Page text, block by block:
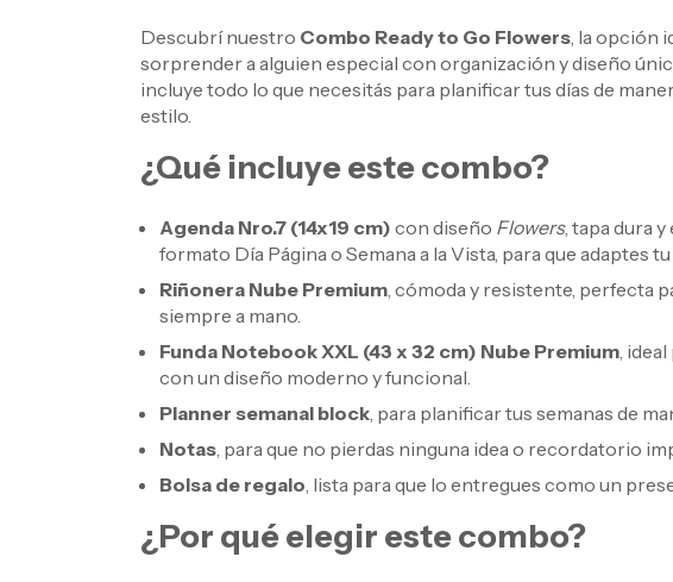
Descubrí nuestro Combo Ready to Go Flowers, la opción
sorprender a alguien especial con organización y diseño
incluye todo lo que necesitás para planificar tus días de
estilo.
¿Qué incluye este combo?
Agenda Nro.7 (14x19 cm) con diseño Flowers, tapa dura
formato Día Página o Semana a la Vista, para que adaptes
Riñonera Nube Premium , cómoda y resistente, perfecta
siempre a mano.
Funda Notebook XXL (43 x 32 cm) Nube Premium ,
con un diseño moderno y funcional.
Planner semanal block , para planificar tus semanas de
Notas , para que no pierdas ninguna idea o recordatorio
Bolsa de regalo , lista para que lo entregues como un
¿Por qué elegir este combo?